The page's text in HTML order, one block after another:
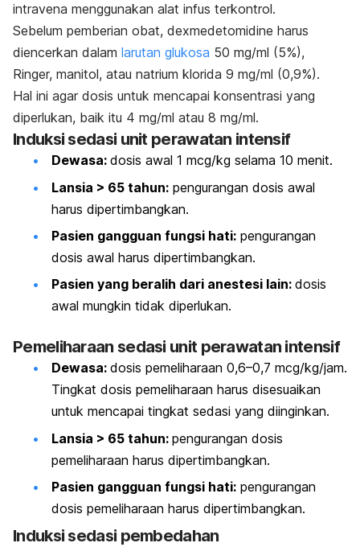
intravena menggunakan alat infus terkontrol.
Sebelum pemberian obat, dexmedetomidine harus
diencerkan dalam larutan glukosa 50 mg/ml (5%),
Ringer, manitol, atau natrium klorida 9 mg/ml (0,9%).
Hal ini agar dosis untuk mencapai konsentrasi yang
diperlukan, baik itu 4 mg/ml atau 8 mg/ml.
Induksi sedasi unit perawatan intensif
Dewasa: dosis awal 1 mcg/kg selama 10 menit.
Lansia > 65 tahun: pengurangan dosis awal
harus dipertimbangkan.
Pasien gangguan fungsi hati: pengurangan
dosis awal harus dipertimbangkan.
Pasien yang beralih dari anestesi lain: dosis
awal mungkin tidak diperlukan.
Pemeliharaan sedasi unit perawatan intensif
Dewasa: dosis pemeliharaan 0,6–0,7 mcg/kg/jam.
Tingkat dosis pemeliharaan harus disesuaikan
untuk mencapai tingkat sedasi yang diinginkan.
Lansia > 65 tahun: pengurangan dosis
pemeliharaan harus dipertimbangkan.
Pasien gangguan fungsi hati: pengurangan
dosis pemeliharaan harus dipertimbangkan.
Induksi sedasi pembedahan